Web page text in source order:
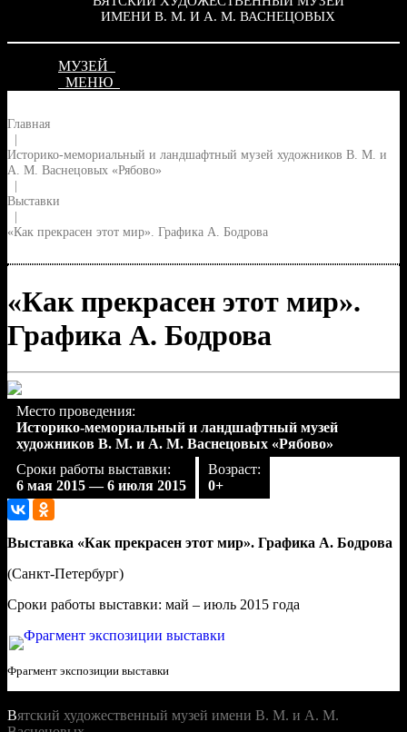
ИМЕНИ В. М. И А. М. ВАСНЕЦОВЫХ
МУЗЕЙ
МЕНЮ
Главная
|
Историко-мемориальный и ландшафтный музей художников В. М. и
А. М. Васнецовых «Рябово»
|
Выставки
|
«Как прекрасен этот мир». Графика А. Бодрова
«Как прекрасен этот мир».
Графика А. Бодрова
Место проведения:
Историко-мемориальный и ландшафтный музей
художников В. М. и А. М. Васнецовых «Рябово»
Сроки работы выставки:
6 мая 2015 — 6 июля 2015
Возраст:
0+
Выставка «Как прекрасен этот мир». Графика А. Бодрова
(Санкт-Петербург)
Сроки работы выставки: май – июль 2015 года
Фрагмент экспозиции выставки
Вятский художественный музей имени В. М. и А. М.